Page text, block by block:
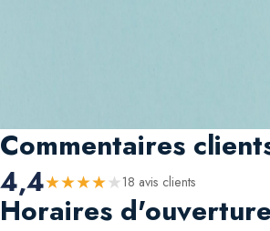
Commentaires
4,4★★★★★ 18 avis clients
Horaires d'ouverture